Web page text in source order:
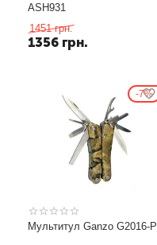
ASH931
1451 грн.
1356 грн.
7%
Мультитул Ganzo G2016-P